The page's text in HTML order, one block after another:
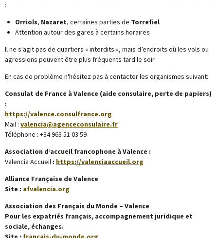
:
Orriols, Nazaret, certaines parties de Torrefiel
Attention autour des gares à certains horaires
Il ne s'agit pas de quartiers « interdits », mais d’endroits où les vols ou
agressions peuvent être plus fréquents tard le soir.
En cas de problème n'hésitez pas à contacter les organismes suivant:
Consulat de France à Valence (aide consulaire, perte de papiers)
:
https://valence.consulfrance.org
Mail : valencia@agenceconsulaire.fr
Téléphone : +34 963 51 03 59
Association d’accueil francophone à Valence :
Valencia Accueil : https://valenciaaccueil.org
Alliance Française de Valence
Site : afvalencia.org
Association des Français du Monde – Valence
Pour les expatriés français, accompagnement juridique et
sociale, échanges.